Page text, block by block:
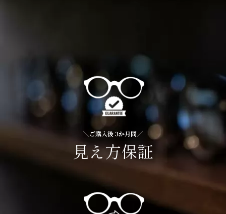
＼ご購入後 3か月間／
見え方保証